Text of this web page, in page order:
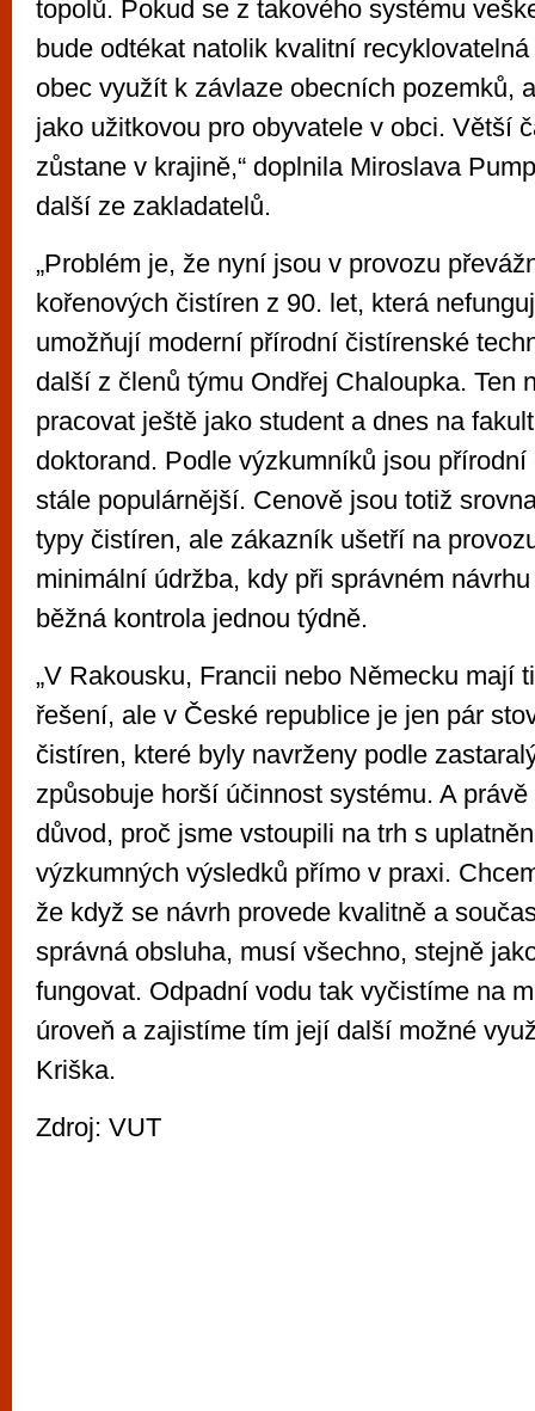
topolů. Pokud se z takového systému
bude odtékat natolik kvalitní
obec využít k závlaze obecních pozemků,
jako užitkovou pro obyvatele v obci. Větší
zůstane v krajině,“ doplnila Miroslava
další ze zakladatelů.
„Problém je, že nyní jsou v provozu
kořenových čistíren z 90. let, která
umožňují moderní přírodní čistírenské
další z členů týmu Ondřej Chaloupka. Ten
pracovat ještě jako student a dnes na
doktorand. Podle výzkumníků jsou
stále populárnější. Cenově jsou totiž
typy čistíren, ale zákazník ušetří na
minimální údržba, kdy při správném
běžná kontrola jednou týdně.
„V Rakousku, Francii nebo Německu mají
řešení, ale v České republice je jen pár
čistíren, které byly navrženy podle
způsobuje horší účinnost systému. A
důvod, proč jsme vstoupili na trh s
výzkumných výsledků přímo v praxi.
že když se návrh provede kvalitně a
správná obsluha, musí všechno, stejně
fungovat. Odpadní vodu tak vyčistíme na
úroveň a zajistíme tím její další možné
Kriška.
Zdroj: VUT